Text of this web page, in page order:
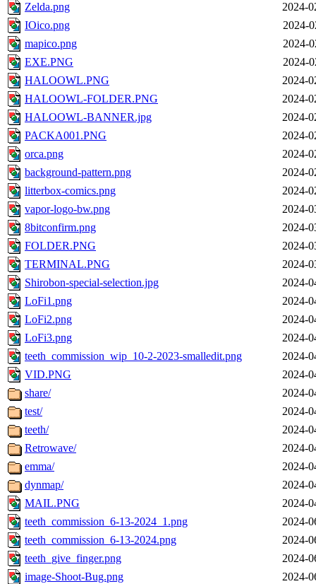
Zelda.png
2024-
IOico.png
2024-
mapico.png
2024-
EXE.PNG
2024-
HALOOWL.PNG
2024-
HALOOWL-FOLDER.PNG
2024-
HALOOWL-BANNER.jpg
2024-
PACKA001.PNG
2024-
orca.png
2024-
background-pattern.png
2024-
litterbox-comics.png
2024-
vapor-logo-bw.png
2024-
8bitconfirm.png
2024-
FOLDER.PNG
2024-
TERMINAL.PNG
2024-
Shirobon-special-selection.jpg
2024-
LoFi1.png
2024-
LoFi2.png
2024-
LoFi3.png
2024-
teeth_commission_wip_10-2-2023-smalledit.png
2024-
VID.PNG
2024-
share/
2024-
test/
2024-
teeth/
2024-
Retrowave/
2024-
emma/
2024-
dynmap/
2024-
MAIL.PNG
2024-
teeth_commission_6-13-2024_1.png
2024-
teeth_commission_6-13-2024.png
2024-
teeth_give_finger.png
2024-
image-Shoot-Bug.png
2024-